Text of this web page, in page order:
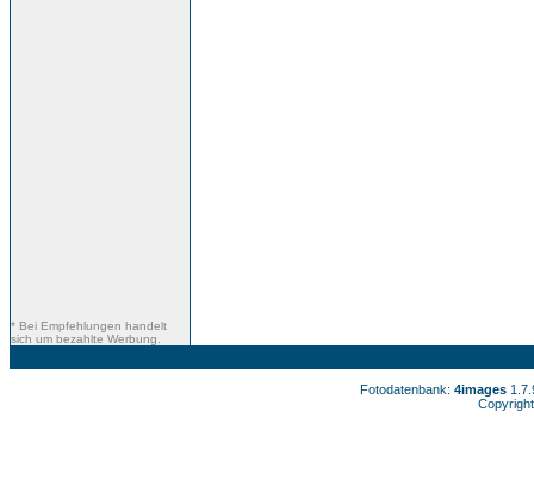
* Bei Empfehlungen handelt
sich um bezahlte Werbung.
Fotodatenbank: 4images